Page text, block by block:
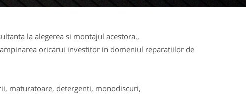
la alegerea si montajul acestora.,
oricarui investitor in domeniul reparatiilor de
maturatoare, detergenti, monodiscuri,